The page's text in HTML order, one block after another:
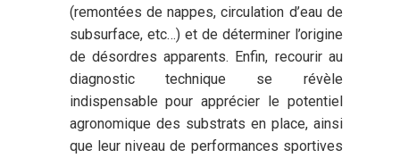
(remontées de nappes, circulation d’eau de
subsurface, etc…) et de déterminer l’origine
de désordres apparents. Enfin, recourir au
diagnostic technique se révèle
indispensable pour apprécier le potentiel
agronomique des substrats en place, ainsi
que leur niveau de performances sportives